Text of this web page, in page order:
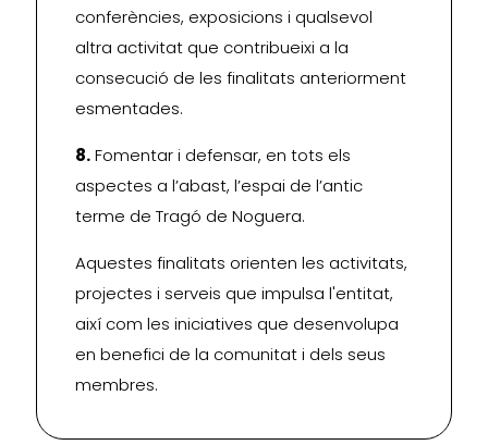
conferències, exposicions i qualsevol
altra activitat que contribueixi a la
consecució de les finalitats anteriorment
esmentades.
8.Fomentar i defensar, en tots els
aspectes a l’abast, l’espai de l’antic
terme de Tragó de Noguera.
Aquestes finalitats orienten les activitats,
projectes i serveis que impulsa l'entitat,
així com les iniciatives que desenvolupa
en benefici de la comunitat i dels seus
membres.